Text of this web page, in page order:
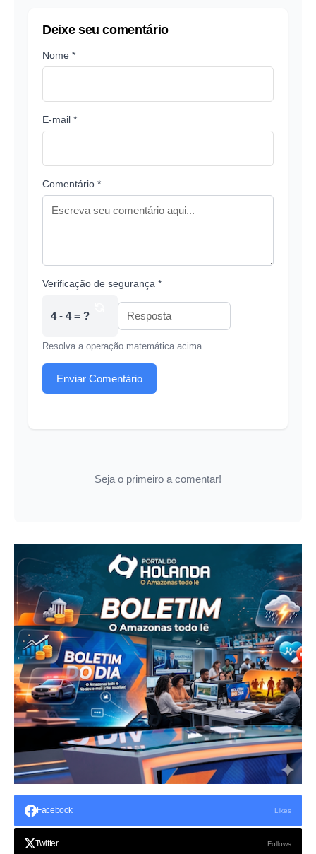
Deixe seu comentário
Nome *
E-mail *
Comentário *
Verificação de segurança *
4 - 4 = ?
Resolva a operação matemática acima
Enviar Comentário
Seja o primeiro a comentar!
Facebook Likes
Twitter Follows